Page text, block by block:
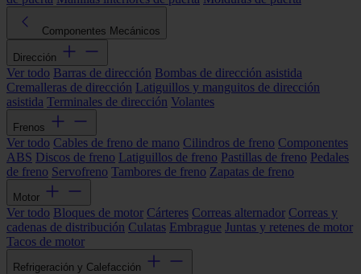
Componentes Mecánicos
Dirección
Ver todo Barras de dirección Bombas de dirección asistida
Cremalleras de dirección Latiguillos y manguitos de dirección
asistida Terminales de dirección Volantes
Frenos
Ver todo Cables de freno de mano Cilindros de freno Componentes
ABS Discos de freno Latiguillos de freno Pastillas de freno Pedales
de freno Servofreno Tambores de freno Zapatas de freno
Motor
Ver todo Bloques de motor Cárteres Correas alternador Correas y
cadenas de distribución Culatas Embrague Juntas y retenes de motor
Tacos de motor
Refrigeración y Calefacción